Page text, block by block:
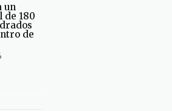
un
de 180
de